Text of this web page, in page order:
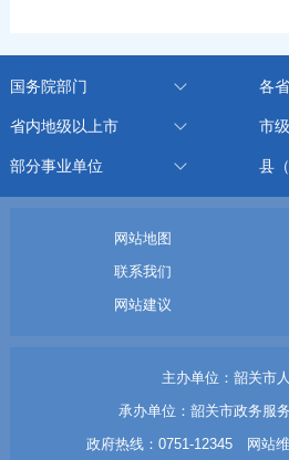
国务院部门 各
省内地级以上市 市
部分事业单位 县
网站地图
联系我们
网站建议
主办单位：韶关市
承办单位：韶关市政务服
政府热线：0751-12345 网站